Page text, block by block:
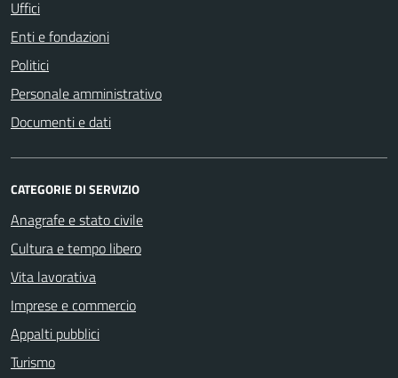
Uffici
Enti e fondazioni
Politici
Personale amministrativo
Documenti e dati
CATEGORIE DI SERVIZIO
Anagrafe e stato civile
Cultura e tempo libero
Vita lavorativa
Imprese e commercio
Appalti pubblici
Turismo